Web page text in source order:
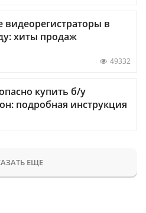
в
хиты продаж
49332
купить б/у
подробная инструкция
ЕЩЕ